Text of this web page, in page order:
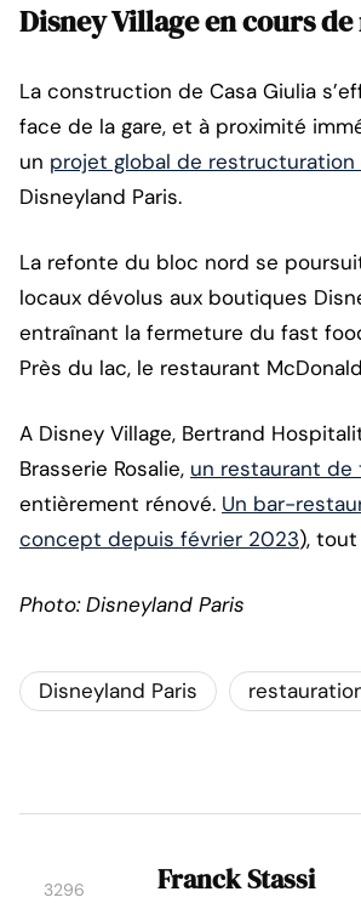
Disney Village en cours
La construction de Casa Giulia
face de la gare, et à proximité
un projet global de restructuration
Disneyland Paris.
La refonte du bloc nord se
locaux dévolus aux boutiques
entraînant la fermeture du fast
Près du lac, le restaurant
A Disney Village, Bertrand
Brasserie Rosalie, un restaurant
entièrement rénové. Un bar-
concept depuis février 2023), tout
Photo: Disneyland Paris
Disneyland Paris
3296
Franck Stassi